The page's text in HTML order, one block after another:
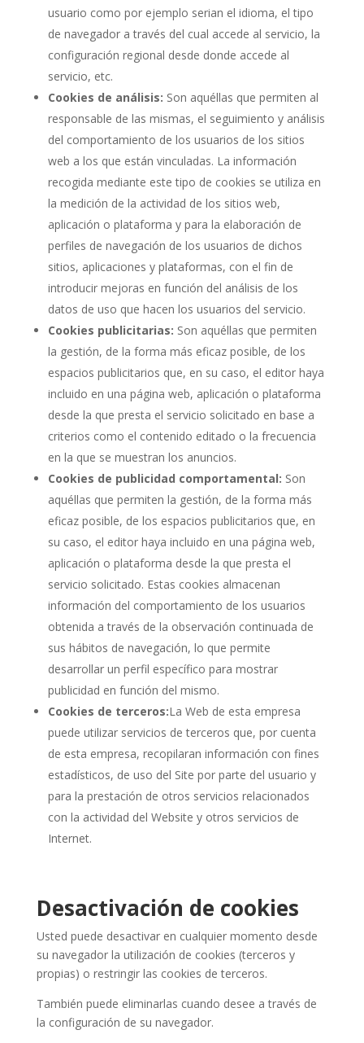
usuario como por ejemplo serian el idioma, el tipo
de navegador a través del cual accede al servicio, la
configuración regional desde donde accede al
servicio, etc.
Cookies de análisis: Son aquéllas que permiten al
responsable de las mismas, el seguimiento y análisis
del comportamiento de los usuarios de los sitios
web a los que están vinculadas. La información
recogida mediante este tipo de cookies se utiliza en
la medición de la actividad de los sitios web,
aplicación o plataforma y para la elaboración de
perfiles de navegación de los usuarios de dichos
sitios, aplicaciones y plataformas, con el fin de
introducir mejoras en función del análisis de los
datos de uso que hacen los usuarios del servicio.
Cookies publicitarias: Son aquéllas que permiten
la gestión, de la forma más eficaz posible, de los
espacios publicitarios que, en su caso, el editor haya
incluido en una página web, aplicación o plataforma
desde la que presta el servicio solicitado en base a
criterios como el contenido editado o la frecuencia
en la que se muestran los anuncios.
Cookies de publicidad comportamental: Son
aquéllas que permiten la gestión, de la forma más
eficaz posible, de los espacios publicitarios que, en
su caso, el editor haya incluido en una página web,
aplicación o plataforma desde la que presta el
servicio solicitado. Estas cookies almacenan
información del comportamiento de los usuarios
obtenida a través de la observación continuada de
sus hábitos de navegación, lo que permite
desarrollar un perfil específico para mostrar
publicidad en función del mismo.
Cookies de terceros:La Web de esta empresa
puede utilizar servicios de terceros que, por cuenta
de esta empresa, recopilaran información con fines
estadísticos, de uso del Site por parte del usuario y
para la prestación de otros servicios relacionados
con la actividad del Website y otros servicios de
Internet.
Desactivación de cookies
Usted puede desactivar en cualquier momento desde
su navegador la utilización de cookies (terceros y
propias) o restringir las cookies de terceros.
También puede eliminarlas cuando desee a través de
la configuración de su navegador.